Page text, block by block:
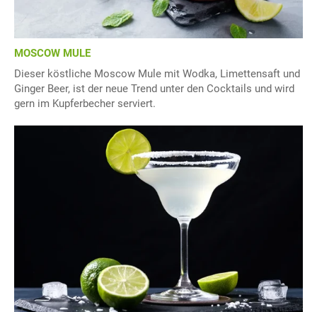
MOSCOW MULE
Dieser köstliche Moscow Mule mit Wodka, Limettensaft und
Ginger Beer, ist der neue Trend unter den Cocktails und wird
gern im Kupferbecher serviert.